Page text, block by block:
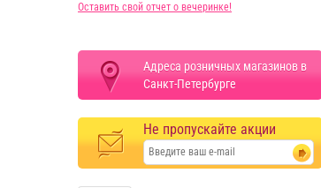
Оставить свой отчет о вечеринке!
Адреса розничных магазинов в
Санкт-Петербурге
Не пропускайте акции